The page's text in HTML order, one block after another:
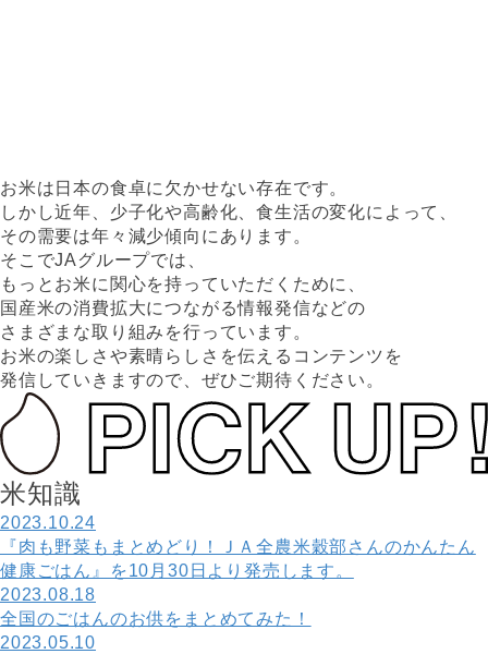
お米は日本の食卓に欠かせない存在です。
しかし近年、少子化や高齢化、食生活の変化によって、
その需要は年々減少傾向にあります。
そこでJAグループでは、
もっとお米に関心を持っていただくために、
国産米の消費拡大につながる情報発信などの
さまざまな取り組みを行っています。
お米の楽しさや素晴らしさを伝えるコンテンツを
発信していきますので、ぜひご期待ください。
米知識
2023.10.24
『肉も野菜もまとめどり！ＪＡ全農米穀部さんのかんたん
健康ごはん』を10月30日より発売します。
2023.08.18
全国のごはんのお供をまとめてみた！
2023.05.10